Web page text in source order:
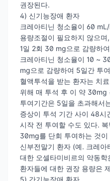
권장된다.
4) 신기능장애 환자
크레아티닌 청소율이 60
용량조절이 필요하지 않으
1일 2회 30 mg으로 감량하
크레아티닌 청소율이 10 ~
mg으로 감량하여 5일간 투
혈액투석을 받는 환자는 치
위해 매 투석 후 이 약 30mg
투여기간은 5일을 초과해서
증상이 투석 기간 사이 48시
시작 전 투여할 수도 있다.
30mg를 단회 투여하는 것
신부전말기 환자 (예. 크레
대한 오셀타미비르의 약동
환자들에 대한 권장 용량은